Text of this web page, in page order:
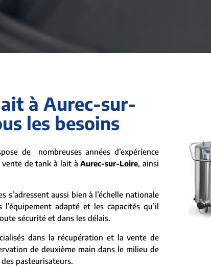
à Aurec-sur-
les besoins
de nombreuses années d’expérience
vente de tank à lait àAurec-sur-Loire, ainsi
s’adressent aussi bien à l’échelle nationale
adapté et les capacités qu’il
sécurité et dans les délais.
dans la récupération et la vente de
de deuxième main dans le milieu de
pasteurisateurs.